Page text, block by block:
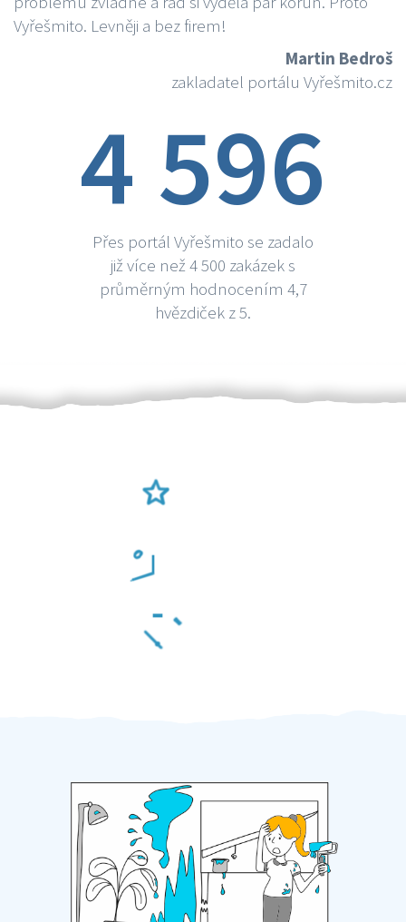
Vyřešmito. Levněji a bez firem!
Martin Bedroš
zakladatel portálu Vyřešmito.cz
4 596
Přes portál Vyřešmito se zadalo
již více než 4 500 zakázek s
průměrným hodnocením 4,7
hvězdiček z 5.